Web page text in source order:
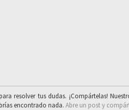
resolver tus dudas. ¡Compártelas!
encontrado nada. Abre un post y